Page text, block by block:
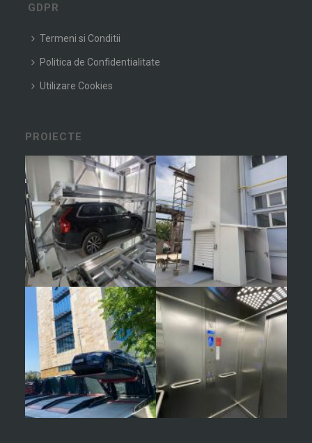
GDPR
Termeni si Conditii
Politica de Confidentialitate
Utilizare Cookies
PROIECTE